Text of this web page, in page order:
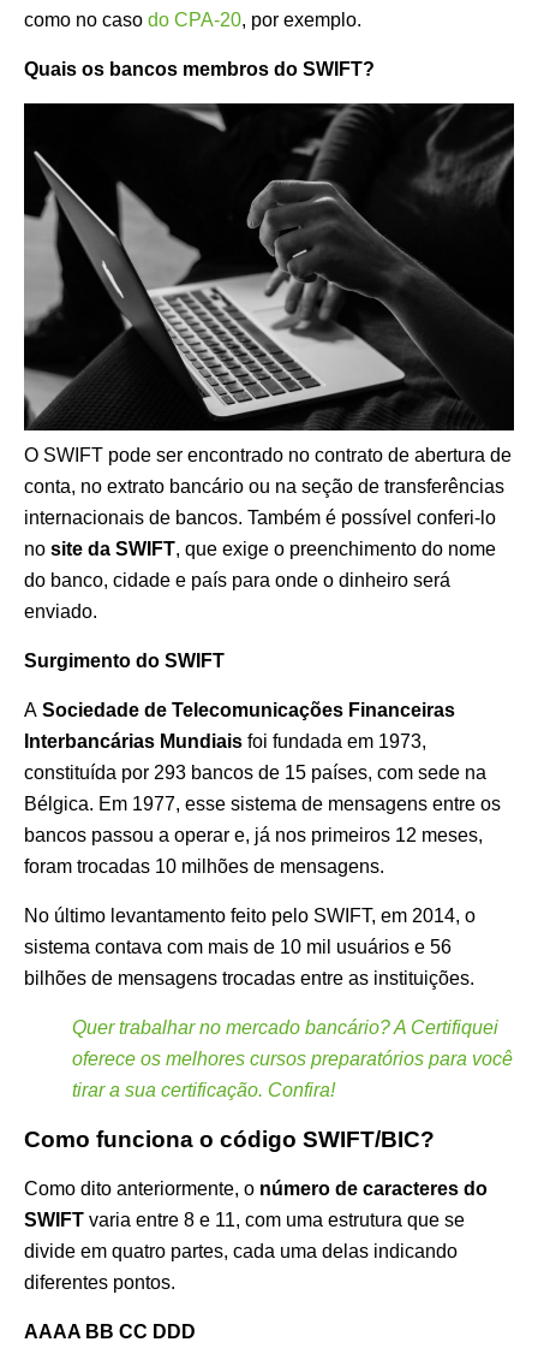
como no caso do CPA-20, por exemplo.
Quais os bancos membros do SWIFT?
O SWIFT pode ser encontrado no contrato de abertura de
conta, no extrato bancário ou na seção de transferências
internacionais de bancos. Também é possível conferi-lo
no site da SWIFT, que exige o preenchimento do nome
do banco, cidade e país para onde o dinheiro será
enviado.
Surgimento do SWIFT
A Sociedade de Telecomunicações Financeiras
Interbancárias Mundiais foi fundada em 1973,
constituída por 293 bancos de 15 países, com sede na
Bélgica. Em 1977, esse sistema de mensagens entre os
bancos passou a operar e, já nos primeiros 12 meses,
foram trocadas 10 milhões de mensagens.
No último levantamento feito pelo SWIFT, em 2014, o
sistema contava com mais de 10 mil usuários e 56
bilhões de mensagens trocadas entre as instituições.
Quer trabalhar no mercado bancário? A Certifiquei
oferece os melhores cursos preparatórios para você
tirar a sua certificação. Confira!
Como funciona o código SWIFT/BIC?
Como dito anteriormente, o número de caracteres do
SWIFT varia entre 8 e 11, com uma estrutura que se
divide em quatro partes, cada uma delas indicando
diferentes pontos.
AAAA BB CC DDD